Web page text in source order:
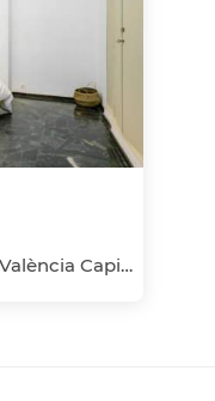
Russafa, L'Eixample, València Capital, València